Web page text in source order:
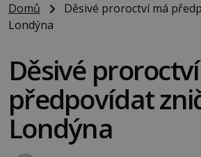
Domů
Děsivé proroctví má
Londýna
Děsivé
předpovídat
Londýna